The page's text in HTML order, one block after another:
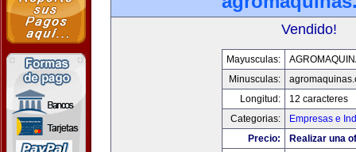
Vendido!
Mayusculas:
Minusculas:
Longitud:
12 caracteres
Categorias:
Empresas e
Precio:
Realizar una